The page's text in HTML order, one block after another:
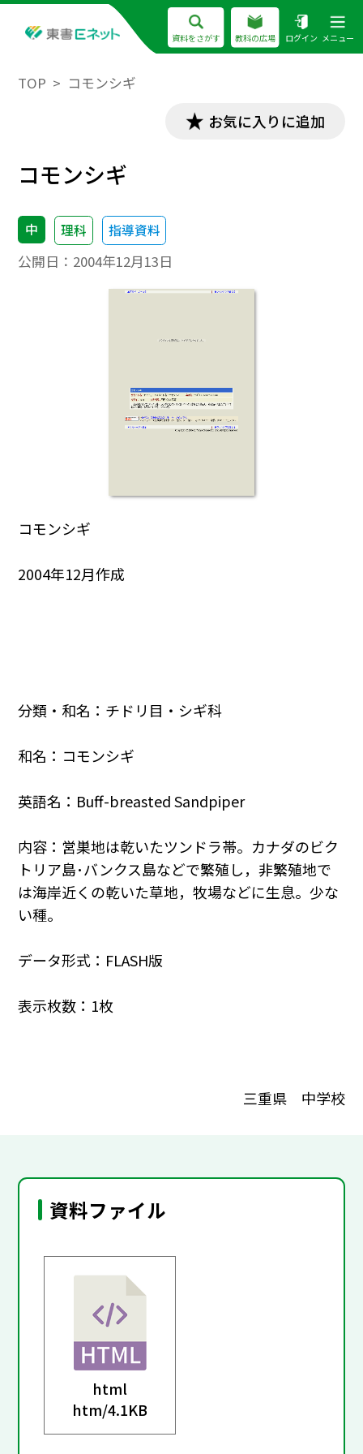
資料をさがす 教科の広場 ログイン メニュー
TOP コモンシギ
お気に入りに追加
コモンシギ
中 理科 指導資料
公開日： 2004年12月13日
コモンシギ
2004年12月作成
分類・和名：チドリ目・シギ科
和名：コモンシギ
英語名：Buff-breasted Sandpiper
内容：営巣地は乾いたツンドラ帯。カナダのビク
トリア島･バンクス島などで繁殖し，非繁殖地で
は海岸近くの乾いた草地，牧場などに生息。少な
い種。
データ形式：FLASH版
表示枚数：1枚
三重県 中学校
資料ファイル
html
htm/4.1KB